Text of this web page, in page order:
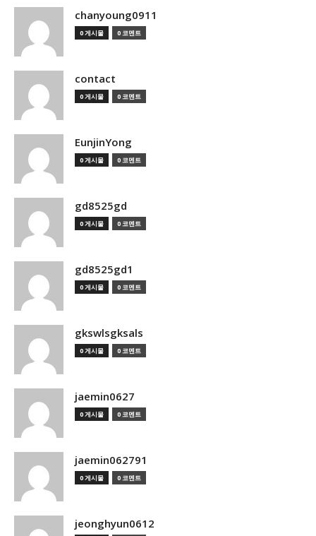
chanyoung0911
0 게시물 0 코멘트
contact
0 게시물 0 코멘트
EunjinYong
0 게시물 0 코멘트
gd8525gd
0 게시물 0 코멘트
gd8525gd1
0 게시물 0 코멘트
gkswlsgksals
0 게시물 0 코멘트
jaemin0627
0 게시물 0 코멘트
jaemin062791
0 게시물 0 코멘트
jeonghyun0612